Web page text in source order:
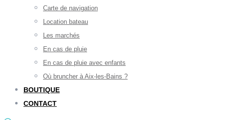
Carte de navigation
Location bateau
Les marchés
En cas de pluie
En cas de pluie avec enfants
Où bruncher à Aix-les-Bains ?
BOUTIQUE
CONTACT